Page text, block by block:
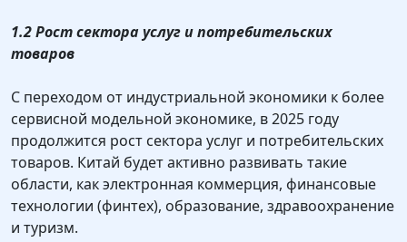
1.2 Рост сектора услуг и потребительских
товаров
С переходом от индустриальной экономики к более
сервисной модельной экономике, в 2025 году
продолжится рост сектора услуг и потребительских
товаров. Китай будет активно развивать такие
области, как электронная коммерция, финансовые
технологии (финтех), образование, здравоохранение
и туризм.